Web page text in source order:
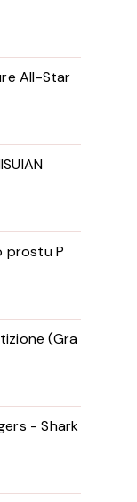
All-Star
prostu P
(Gra
- Shark